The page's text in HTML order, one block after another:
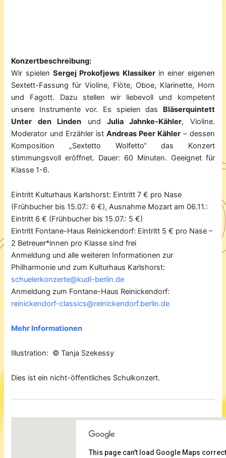
Konzertbeschreibung:
Wir spielenSergej Prokofjews Klassikerin einer eigenen
Sextett-Fassung für Violine, Flöte, Oboe, Klarinette, Horn
und Fagott. Dazu stellen wir liebevoll und kompetent
unsere Instrumente vor. Es spielen das Bläserquintett
Unter den Linden und Julia Jahnke-Kähler, Violine.
Moderator und Erzähler ist Andreas Peer Kähler – dessen
Komposition „Sextetto Wolfetto“ das Konzert
stimmungsvoll eröffnet. Dauer: 60 Minuten. Geeignet für
Klasse 1-6.
Eintritt Kulturhaus Karlshorst: Eintritt 7 € pro Nase
(Frühbucher bis 15.07.: 6 €), Ausnahme Mozart am 06.11.:
Eintritt 6 € (Frühbucher bis 15.07.: 5 €)
Eintritt Fontane-Haus Reinickendorf: Eintritt 5 € pro Nase –
2 Betreuer*innen pro Klasse sind frei
Anmeldung und alle weiteren Informationen zur
Philharmonie und zum Kulturhaus Karlshorst:
schuelerkonzerte@kudl-berlin.de
Anmeldung zum Fontane-Haus Reinickendorf:
reinickendorf-classics@reinickendorf.berlin.de
Mehr Informationen
Illustration: © Tanja Szekessy
Dies ist ein nicht-öffentliches Schulkonzert.
This page can't load Google Maps